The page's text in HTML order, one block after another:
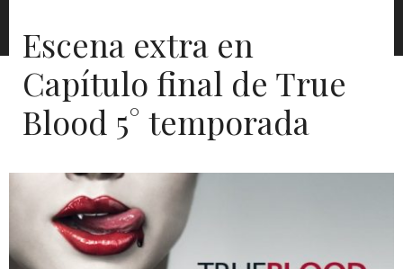
Escena extra en
Capítulo final de True
Blood 5° temporada